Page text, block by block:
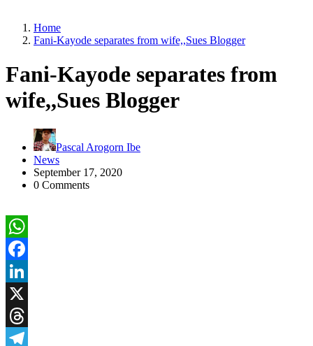
Home
Fani-Kayode separates from wife,,Sues Blogger
Fani-Kayode separates from
wife,,Sues Blogger
Pascal Arogorn Ibe
News
September 17, 2020
0 Comments
WhatsApp
Facebook
LinkedIn
X
Threads